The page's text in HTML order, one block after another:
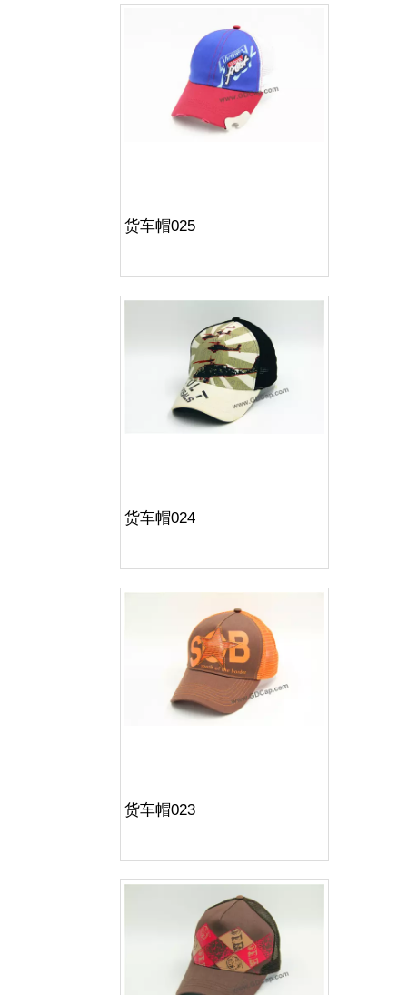
货车帽025
货车帽024
货车帽023